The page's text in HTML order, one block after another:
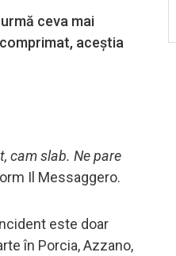
ceva mai
aceștia
cam slab. Ne pare
Il Messaggero.
este doar
în Porcia, Azzano,